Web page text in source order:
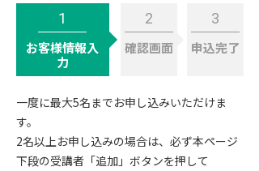
1
お客様情報入
力
2
確認画面
3
申込完了
一度に最大5名までお申し込みいただけま
す。
2名以上お申し込みの場合は、必ず本ページ
下段の受講者「追加」ボタンを押して